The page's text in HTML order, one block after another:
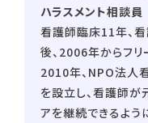
ハラスメント相談員
看護師臨床11年、
後、2006年からフリ
2010年、NPO法人
を設立し、看護師が
アを継続できるよう